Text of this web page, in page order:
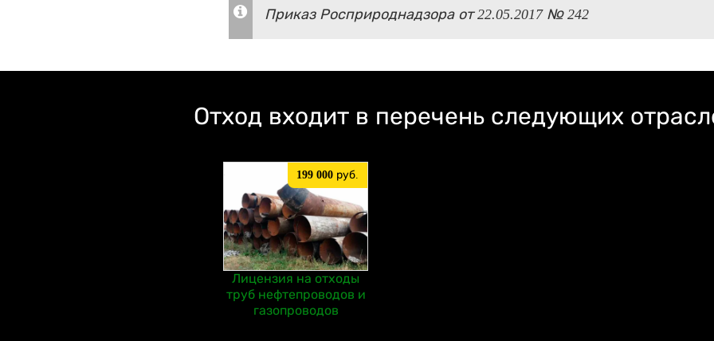
Приказ Росприроднадзора от 22.05.2017 № 242
Отход входит в перечень следующих
199 000 руб.
Лицензия на отходы
труб нефтепроводов и
газопроводов